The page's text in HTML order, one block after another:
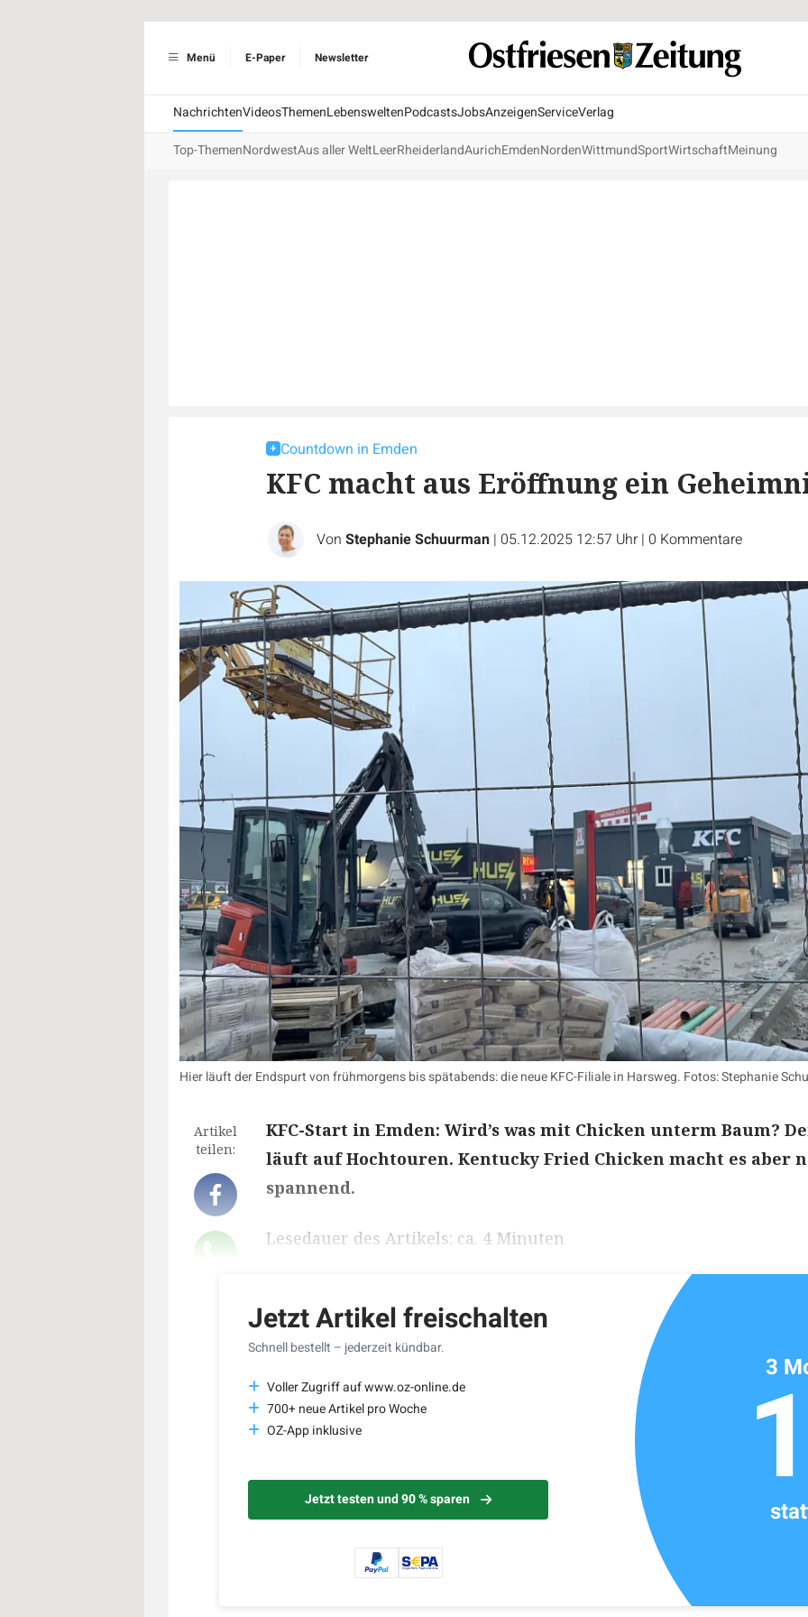
Menü E-Paper Newsletter
NachrichtenVideosThemenLebensweltenPodcastsJobsAnzeigenServiceVerlag
Top-ThemenNordwestAus aller WeltLeerRheiderlandAurichEmdenNordenWittmundSportWirtschaftMeinung
Countdown in Emden
KFC macht aus Eröffnung ein
Von Stephanie Schuurman | 05.12.2025 12:57 Uhr | 0 Kommentare
Hier läuft der Endspurt von frühmorgens bis spätabends: die neue KFC-Filiale in Harsweg. Fotos: Stephanie
Artikel
teilen:
KFC-Start in Emden: Wird’s was mit Chicken unterm Baum?
läuft auf Hochtouren. Kentucky Fried Chicken macht es aber
spannend.
Lesedauer des Artikels: ca. 4 Minuten
Jetzt Artikel freischalten
Schnell bestellt – jederzeit kündbar.
Voller Zugriff auf www.oz-online.de
700+ neue Artikel pro Woche
OZ-App inklusive
Jetzt testen und 90 % sparen
3